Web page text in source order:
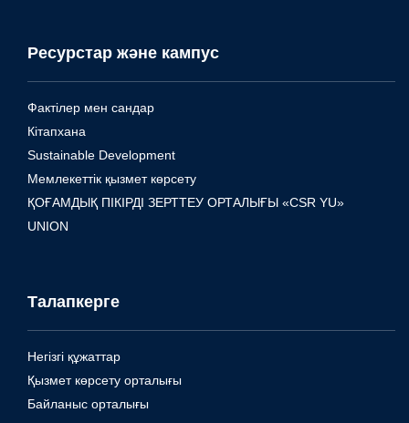
Ресурстар және кампус
Фактілер мен сандар
Кітапхана
Sustainable Development
Мемлекеттік қызмет көрсету
ҚОҒАМДЫҚ ПІКІРДІ ЗЕРТТЕУ ОРТАЛЫҒЫ «CSR YU»
UNION
Талапкерге
Негізгі құжаттар
Қызмет көрсету орталығы
Байланыс орталығы